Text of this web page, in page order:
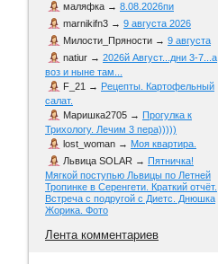
маляфка → 8.08.2026пи
marnikifn3 → 9 августа 2026
Милости_Пряности → 9 августа
natiur → 2026й Август...дни 3-7...а
воз и ныне там...
F_21 → Рецепты. Картофельный
салат.
Маришка2705 → Прогулка к
Трихологу. Лечим 3 пера)))))
lost_woman → Моя квартира.
Львица SOLAR → Пятничка!
Мягкой поступью Львицы по Летней
Тропинке в Серенгети. Краткий отчёт.
Встреча с подругой с Диетс. Днюшка
Жорика. Фото
Лента комментариев